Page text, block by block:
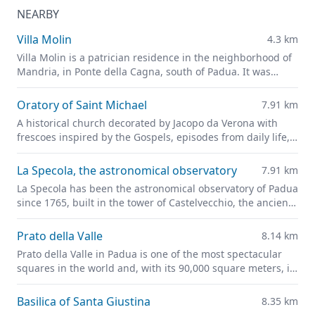
NEARBY
Villa Molin
4.3 km
Villa Molin is a patrician residence in the neighborhood of
Mandria, in Ponte della Cagna, south of Padua. It was
designed for Nicolò Molin, a Venetian noble, by Vincenzo
Scamozzi and completed in 1597.
Oratory of Saint Michael
7.91 km
A historical church decorated by Jacopo da Verona with
frescoes inspired by the Gospels, episodes from daily life,
and portraits of leading figures of fourteenth-century
Padua
La Specola, the astronomical observatory
7.91 km
La Specola has been the astronomical observatory of Padua
since 1765, built in the tower of Castelvecchio, the ancient
castle of the city and the pride of medieval Padua.
Prato della Valle
8.14 km
Prato della Valle in Padua is one of the most spectacular
squares in the world and, with its 90,000 square meters, is
one of the largest in Europe.
Basilica of Santa Giustina
8.35 km